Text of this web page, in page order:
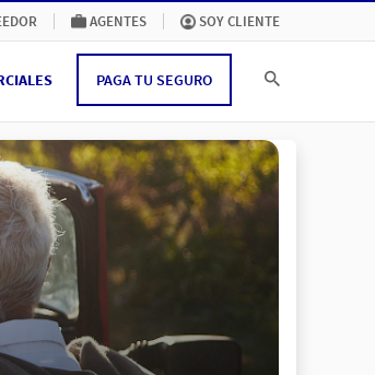
AGENTES SOY CLIENTE
PAGA TU SEGURO